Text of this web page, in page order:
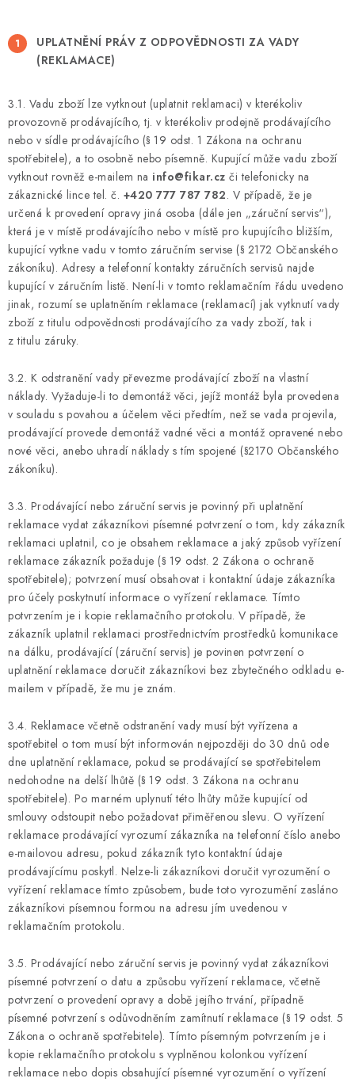
UPLATNĚNÍ PRÁV Z ODPOVĚDNOSTI ZA VADY
(REKLAMACE)
3.1. Vadu zboží lze vytknout (uplatnit reklamaci) v kterékoliv
provozovně prodávajícího, tj. v kterékoliv prodejně prodávajícího
nebo v sídle prodávajícího (§ 19 odst. 1 Zákona na ochranu
spotřebitele), a to osobně nebo písemně. Kupující může vadu zboží
vytknout rovněž e-mailem na info@fikar.cz či telefonicky na
zákaznické lince tel. č. +420 777 787 782. V případě, že je
určená k provedení opravy jiná osoba (dále jen „záruční servis“),
která je v místě prodávajícího nebo v místě pro kupujícího bližším,
kupující vytkne vadu v tomto záručním servise (§ 2172 Občanského
zákoníku). Adresy a telefonní kontakty záručních servisů najde
kupující v záručním listě. Není-li v tomto reklamačním řádu uvedeno
jinak, rozumí se uplatněním reklamace (reklamací) jak vytknutí vady
zboží z titulu odpovědnosti prodávajícího za vady zboží, tak i
z titulu záruky.
3.2. K odstranění vady převezme prodávající zboží na vlastní
náklady. Vyžaduje-li to demontáž věci, jejíž montáž byla provedena
v souladu s povahou a účelem věci předtím, než se vada projevila,
prodávající provede demontáž vadné věci a montáž opravené nebo
nové věci, anebo uhradí náklady s tím spojené (§2170 Občanského
zákoníku).
3.3. Prodávající nebo záruční servis je povinný při uplatnění
reklamace vydat zákazníkovi písemné potvrzení o tom, kdy zákazník
reklamaci uplatnil, co je obsahem reklamace a jaký způsob vyřízení
reklamace zákazník požaduje (§ 19 odst. 2 Zákona o ochraně
spotřebitele); potvrzení musí obsahovat i kontaktní údaje zákazníka
pro účely poskytnutí informace o vyřízení reklamace. Tímto
potvrzením je i kopie reklamačního protokolu. V případě, že
zákazník uplatnil reklamaci prostřednictvím prostředků komunikace
na dálku, prodávající (záruční servis) je povinen potvrzení o
uplatnění reklamace doručit zákazníkovi bez zbytečného odkladu e-
mailem v případě, že mu je znám.
3.4. Reklamace včetně odstranění vady musí být vyřízena a
spotřebitel o tom musí být informován nejpozději do 30 dnů ode
dne uplatnění reklamace, pokud se prodávající se spotřebitelem
nedohodne na delší lhůtě (§ 19 odst. 3 Zákona na ochranu
spotřebitele). Po marném uplynutí této lhůty může kupující od
smlouvy odstoupit nebo požadovat přiměřenou slevu. O vyřízení
reklamace prodávající vyrozumí zákazníka na telefonní číslo anebo
e-mailovou adresu, pokud zákazník tyto kontaktní údaje
prodávajícímu poskytl. Nelze-li zákazníkovi doručit vyrozumění o
vyřízení reklamace tímto způsobem, bude toto vyrozumění zasláno
zákazníkovi písemnou formou na adresu jím uvedenou v
reklamačním protokolu.
3.5. Prodávající nebo záruční servis je povinný vydat zákazníkovi
písemné potvrzení o datu a způsobu vyřízení reklamace, včetně
potvrzení o provedení opravy a době jejího trvání, případně
písemné potvrzení s odůvodněním zamítnutí reklamace (§ 19 odst. 5
Zákona o ochraně spotřebitele). Tímto písemným potvrzením je i
kopie reklamačního protokolu s vyplněnou kolonkou vyřízení
reklamace nebo dopis obsahující písemné vyrozumění o vyřízení